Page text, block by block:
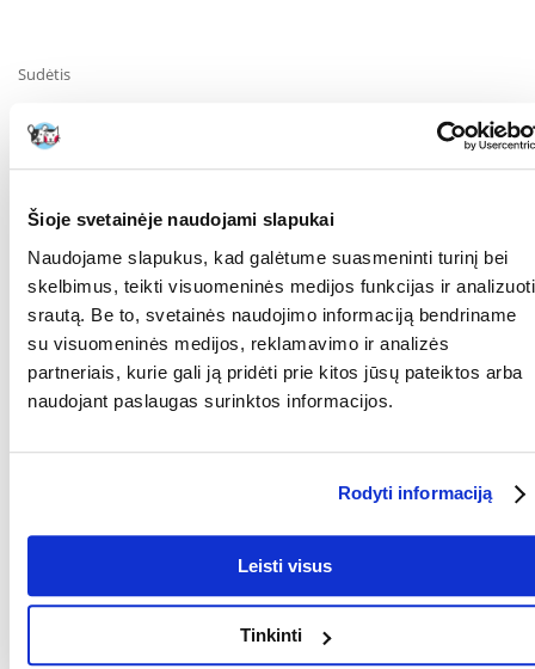
Šioje svetainėje naudojami slapukai
Naudojame slapukus, kad galėtume suasmeninti turinį bei
skelbimus, teikti visuomeninės medijos funkcijas ir analizuoti
srautą. Be to, svetainės naudojimo informaciją bendriname
su visuomeninės medijos, reklamavimo ir analizės
partneriais, kurie gali ją pridėti prie kitos jūsų pateiktos arba
naudojant paslaugas surinktos informacijos.
Rodyti informaciją
Leisti visus
Tinkinti
Sudėtis
Žuvis ir žuvų dariniai, augalinių baltymų ekstraktai, grūdai, mielės,
aliejai ir riebalai, moliuskai ir vėžiagyviai, įvairūs cukrūs (oligofruktozė
Analizė
Žali baltymai 46,0 %, žali riebalai 12,0 %, žalioji ląsteliena 3,0 %, drėgmė
9,0 %.
Priedai
Vitaminai: Vitaminas D3 1860 TV/kg. Mikroelementai: manganas
(mangano (II) sulfato monohidratas) 67 mg/kg, cinkas (cinko sulfato
monohidratas) 40 mg/kg, geležis (geležies (II) sulfato monohidratas) 26
mg/kg. Dažikliai, konservantai, antioksidantai.
RŪŠIS: Dribsniai
PREKIŲ LINIJA:
TETRA Pro Colour Multi